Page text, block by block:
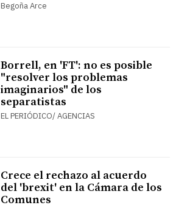
Begoña Arce
Borrell, en 'FT': no es posible
"resolver los problemas
imaginarios" de los
separatistas
EL PERIÓDICO/ AGENCIAS
Crece el rechazo al acuerdo
del 'brexit' en la Cámara de los
Comunes